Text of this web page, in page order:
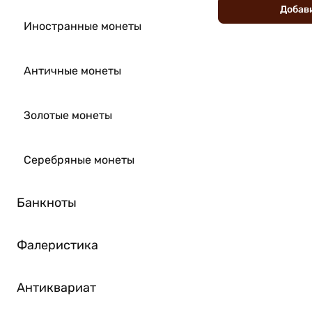
Иностранные монеты
Античные монеты
Золотые монеты
Серебряные монеты
Банкноты
Фалеристика
Антиквариат